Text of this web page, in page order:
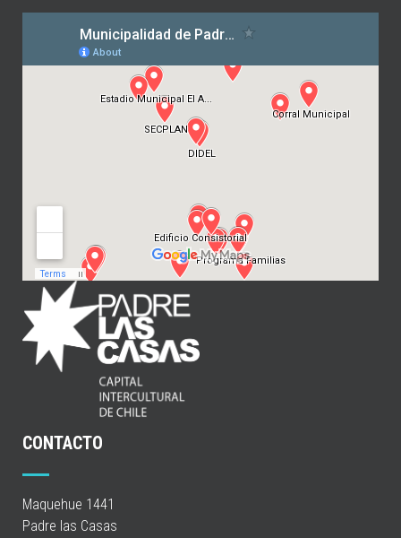
CONTACTO
Maquehue 1441
Padre las Casas